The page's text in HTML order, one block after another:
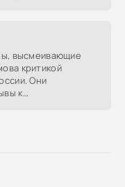
высмеивающие
критикой
Они
к